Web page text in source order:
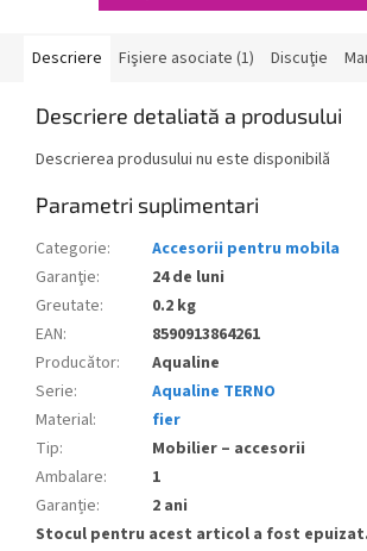
Descriere Fişiere asociate (1) Discuţie
Descriere detaliată a produsului
Descrierea produsului nu este disponibilă
Parametri suplimentari
Categorie:
Accesorii pentru mobila
Garanţie:
24 de luni
Greutate:
0.2 kg
EAN:
8590913864261
Producător:
Aqualine
Serie:
Aqualine TERNO
Material:
fier
Tip:
Mobilier – accesorii
Ambalare:
1
Garanție:
2 ani
Stocul pentru acest articol a fost